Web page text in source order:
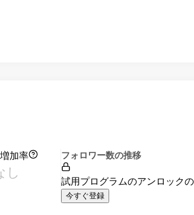
加率
し
フォロワー数の推移
試用プログラムのアンロックの
今すぐ登録